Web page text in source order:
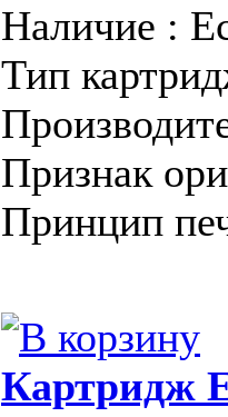
Наличие :
Тип
Признак
Принцип
Картридж